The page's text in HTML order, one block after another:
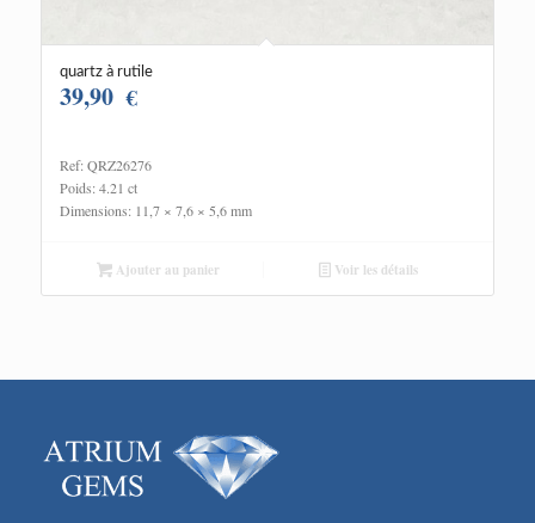
quartz à rutile
39,90 €
Ref: QRZ26276
Poids: 4.21 ct
Dimensions: 11,7 × 7,6 × 5,6 mm
Ajouter au panier Voir les détails